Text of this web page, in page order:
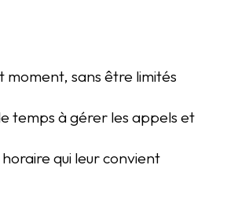
sans être limités
temps à gérer les appels et
qui leur convient